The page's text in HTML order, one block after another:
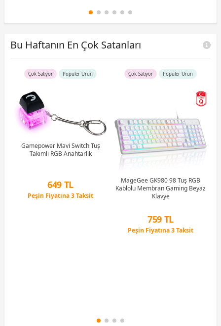
Bu Haftanın En Çok Satanları
Çok Satıyor Popüler Ürün
Gamepower Mavi Switch Tuş
Takımlı RGB Anahtarlık
649 TL
Peşin Fiyatına 3 Taksit
Çok Satıyor Popüler Ürün
MageGee GK980 98 Tuş RGB
Kablolu Membran Gaming Beyaz
Klavye
759 TL
Peşin Fiyatına 3 Taksit